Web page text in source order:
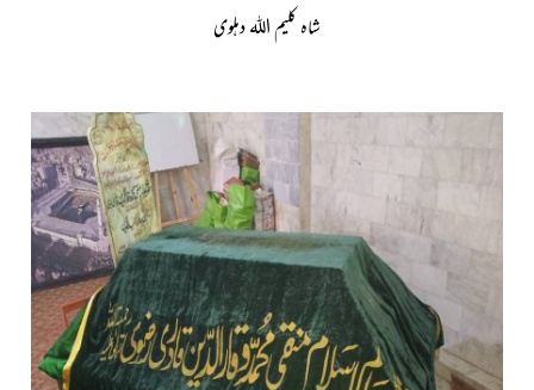
شاہ کلیم اللہ دہلوی